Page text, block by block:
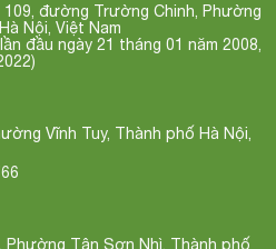
109, đường Trường Chinh, Phường
Nội, Việt Nam
đầu ngày 21 tháng 01 năm 2008,
Vĩnh Tuy, Thành phố Hà Nội,
Phường Tân Sơn Nhì, Thành phố